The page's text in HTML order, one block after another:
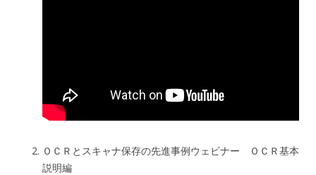
ＯＣＲとスキャナ保存の先進事例ウェビナー ＯＣＲ基本
説明編